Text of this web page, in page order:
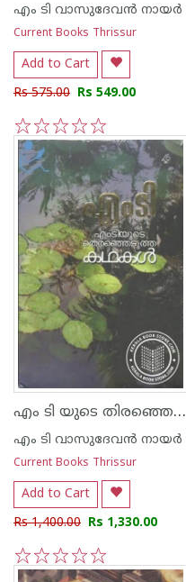
എം ടി വാസുദേവന്‍ നായര്‍
Current Books Thrissur
Add to Cart
Rs 575.00 Rs 549.00
5
4
3
2
1
എം ടി യുടെ തിരഞ്ഞെടുത്ത കഥകള്‍
എം ടി വാസുദേവന്‍ നായര്‍
Current Books Thrissur
Add to Cart
Rs 1,400.00 Rs 1,330.00
5
4
3
2
1